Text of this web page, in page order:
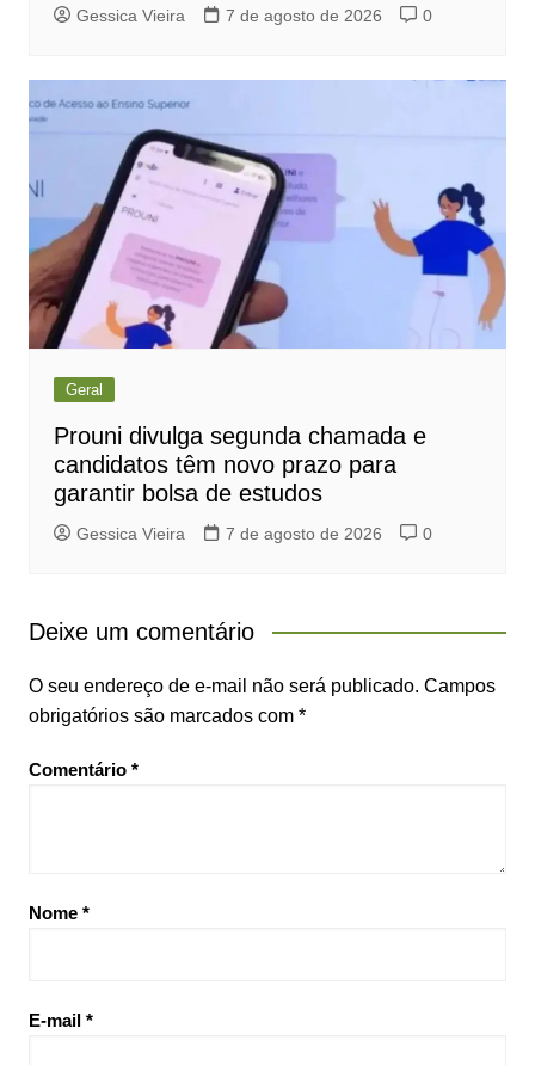
Gessica Vieira 7 de agosto de 2026 0
Geral
Prouni divulga segunda chamada e
candidatos têm novo prazo para
garantir bolsa de estudos
Gessica Vieira 7 de agosto de 2026 0
Deixe um comentário
O seu endereço de e-mail não será publicado. Campos
obrigatórios são marcados com *
Comentário *
Nome *
E-mail *